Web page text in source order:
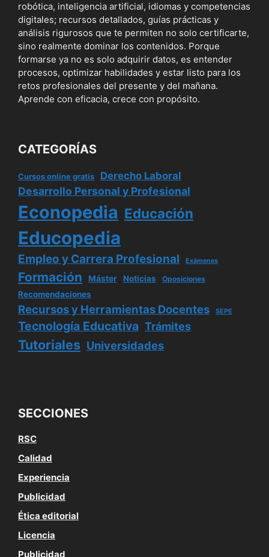
robótica, inteligencia artificial, idiomas y competencias
digitales; recursos detallados, guías prácticas y
análisis rigurosos que te permiten no solo certificarte,
sino realmente dominar los contenidos. Porque
formarse ya no es solo adquirir datos, es entender
procesos, optimizar habilidades y estar listo para los
retos profesionales del presente y del mañana.
Aprende con eficacia, crece con propósito.
CATEGORÍAS
Cursos online gratis Derecho Laboral
Desarrollo Personal y Profesional
Econopedia Educación
Educopedia
Empleo y Carrera Profesional Exámenes
Formación Máster Noticias Oposiciones
Recomendaciones
Recursos y Herramientas Docentes SEPE
Tecnología Educativa Trámites
Tutoriales Universidades
SECCIONES
RSC
Calidad
Experiencia
Publicidad
Ética editorial
Licencia
Publicidad